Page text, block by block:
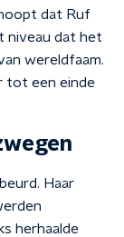
dat Ruf
niveau dat het
wereldfaam.
tot een einde
Haar
herhaalde